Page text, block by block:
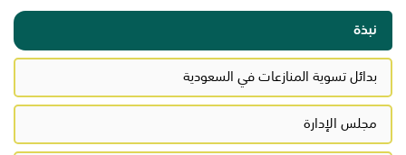
نبذة
بدائل تسوية المنازعات في السعودية
مجلس الإدارة